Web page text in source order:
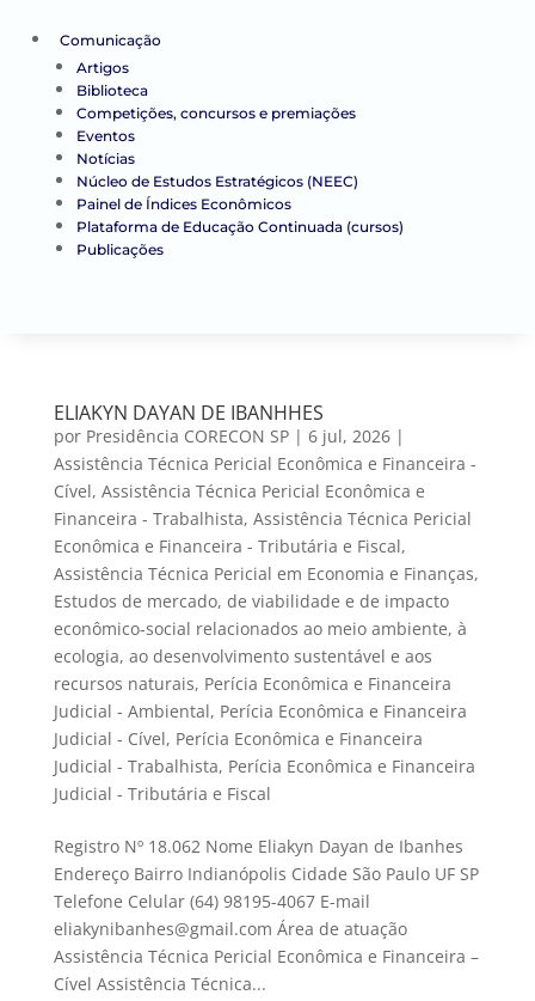
Comunicação
Artigos
Biblioteca
Competições, concursos e premiações
Eventos
Notícias
Núcleo de Estudos Estratégicos (NEEC)
Painel de Índices Econômicos
Plataforma de Educação Continuada (cursos)
Publicações
ELIAKYN DAYAN DE IBANHHES
por Presidência CORECON SP| 6 jul, 2026|
Assistência Técnica Pericial Econômica e Financeira -
Cível, Assistência Técnica Pericial Econômica e
Financeira - Trabalhista, Assistência Técnica Pericial
Econômica e Financeira - Tributária e Fiscal,
Assistência Técnica Pericial em Economia e Finanças,
Estudos de mercado, de viabilidade e de impacto
econômico-social relacionados ao meio ambiente, à
ecologia, ao desenvolvimento sustentável e aos
recursos naturais, Perícia Econômica e Financeira
Judicial - Ambiental, Perícia Econômica e Financeira
Judicial - Cível, Perícia Econômica e Financeira
Judicial - Trabalhista, Perícia Econômica e Financeira
Judicial - Tributária e Fiscal
Registro Nº 18.062 Nome Eliakyn Dayan de Ibanhes
Endereço Bairro Indianópolis Cidade São Paulo UF SP
Telefone Celular (64) 98195-4067 E-mail
eliakynibanhes@gmail.com Área de atuação
Assistência Técnica Pericial Econômica e Financeira –
Cível Assistência Técnica...